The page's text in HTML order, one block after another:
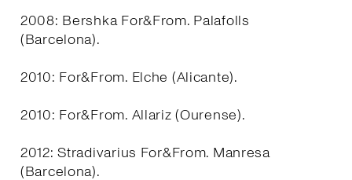
2008: Bershka For&From. Palafolls
(Barcelona).
2010: For&From. Elche (Alicante).
2010: For&From. Allariz (Ourense).
2012: Stradivarius For&From. Manresa
(Barcelona).